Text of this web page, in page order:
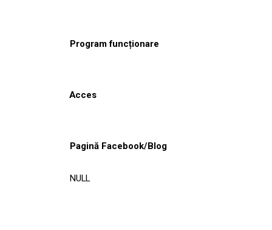
Program funcționare
Acces
Pagină Facebook/Blog
NULL